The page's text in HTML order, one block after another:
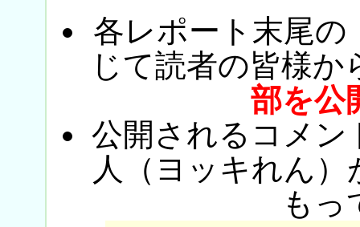
各レポート末尾の
じて読者の皆様か
部を公
公開されるコメン
人（ヨッキれん
もっ